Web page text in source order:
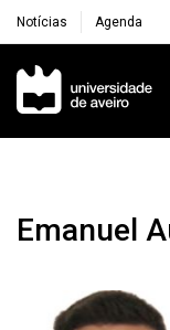
Notícias Agenda
Navegação
Emanuel